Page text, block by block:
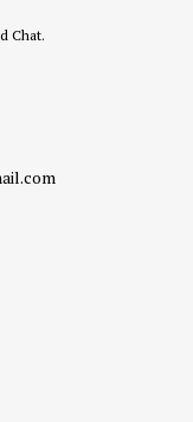
Chat.